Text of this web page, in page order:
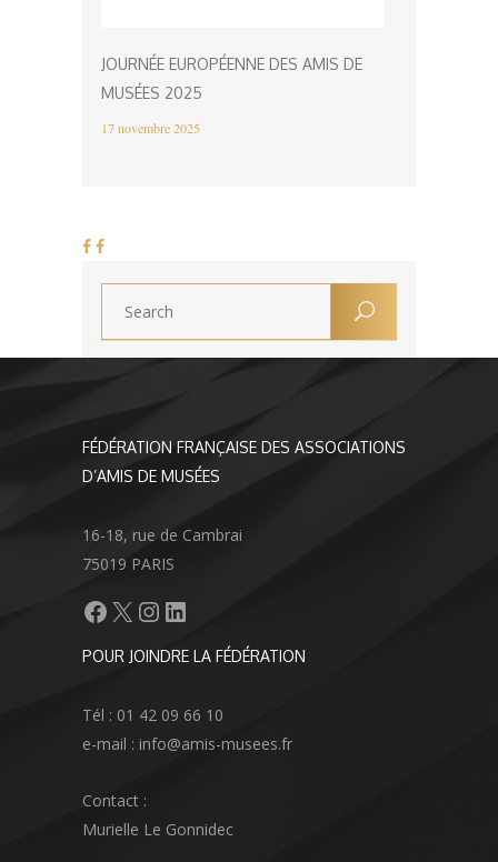
JOURNÉE EUROPÉENNE DES AMIS DE
MUSÉES 2025
17 novembre 2025
FÉDÉRATION FRANÇAISE DES ASSOCIATIONS
D’AMIS DE MUSÉES
16-18, rue de Cambrai
75019 PARIS
Facebook
X Instagram
LinkedIn
POUR JOINDRE LA FÉDÉRATION
Tél : 01 42 09 66 10
e-mail : info@amis-musees.fr
Contact :
Murielle Le Gonnidec